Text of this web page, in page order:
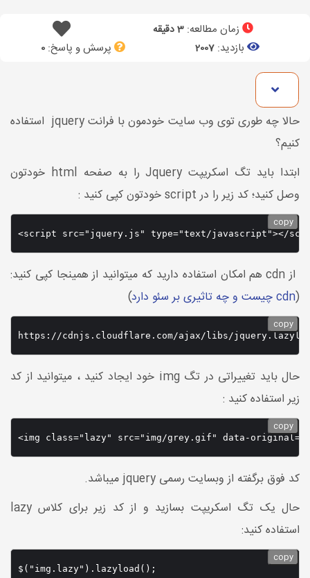
زمان مطالعه: 3 دقیقه
بازدید: 2007 پرسش و پاسخ:0
حالا چه طوری توی وب سایت خودمون با فرانت jquery استفاده
کنیم؟
ابتدا باید تگ اسکریپت Jquery را به صفحه html خودتون
وصل کنید؛ کد زیر را در script خودتون کپی کنید :
<script src="jquery.js" type="text/javascript"></
copy
از cdn هم امکان استفاده دارید که میتوانید از همینجا کپی کنید:
(cdn چیست و چه تاثیری بر سئو دارد )
https://cdnjs.cloudflare.com/ajax/libs/
copy
حال باید تغییراتی در تگ img خود ایجاد کنید ، میتوانید از کد
زیر استفاده کنید :
<img class="lazy" src="img/grey.gif" data-
copy
کد فوق برگفته از وبسایت رسمی jquery میباشد.
حال یک تگ اسکریپت بسازید و از کد زیر برای کلاس lazy
استفاده کنید:
$("img.lazy").lazyload();
copy